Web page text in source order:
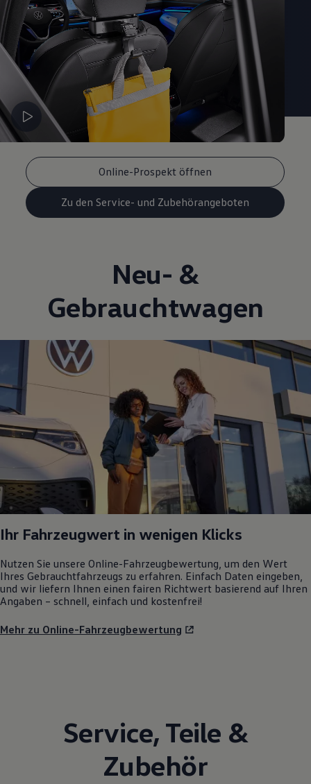
Online-Prospekt öffnen
Zu den Service- und Zubehörangeboten
Neu- &
Gebrauchtwagen
Ihr Fahrzeugwert in wenigen Klicks
Nutzen Sie unsere Online-Fahrzeugbewertung, um den Wert
Ihres Gebrauchtfahrzeugs zu erfahren. Einfach Daten eingeben,
und wir liefern Ihnen einen fairen Richtwert basierend auf Ihren
Angaben – schnell, einfach und kostenfrei!
Mehr zu Online-Fahrzeugbewertung
Service, Teile &
Zubehör